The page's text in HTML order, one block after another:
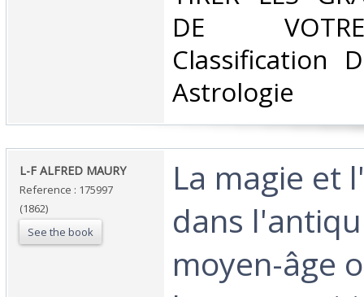
DE
Classification
Astrologie‎
‎L-F ALFRED MAURY ‎
Reference : 175997
(1862)
See the book
‎La magie et
dans
moyen-âge